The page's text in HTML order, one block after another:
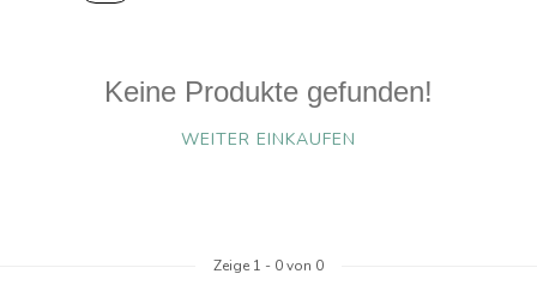
Keine Produkte gefunden!
WEITER EINKAUFEN
Zeige 1 - 0von 0